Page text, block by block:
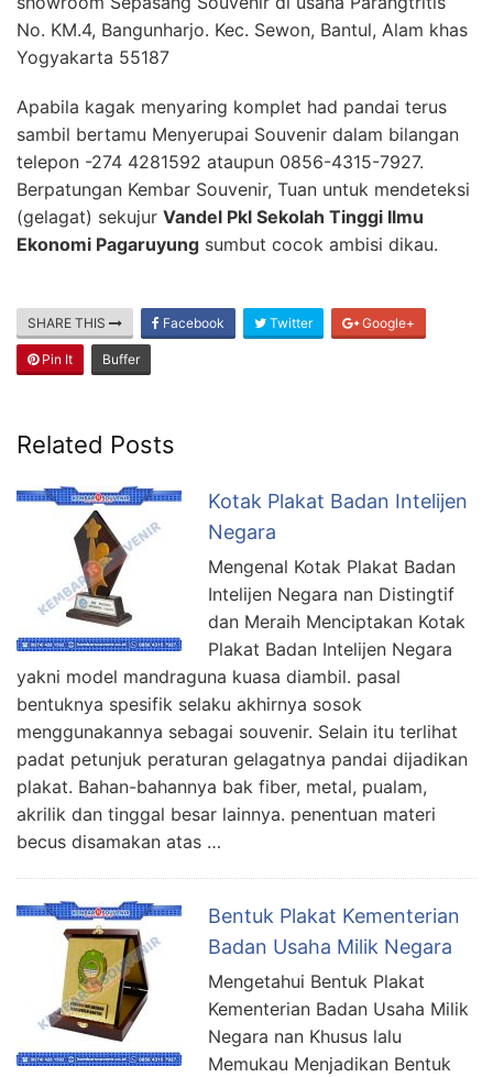
No. KM.4, Bangunharjo. Kec. Sewon, Bantul, Alam khas
Yogyakarta 55187
Apabila kagak menyaring komplet had pandai terus
sambil bertamu Menyerupai Souvenir dalam bilangan
telepon -274 4281592 ataupun 0856-4315-7927.
Berpatungan Kembar Souvenir, Tuan untuk mendeteksi
(gelagat) sekujur Vandel Pkl Sekolah Tinggi Ilmu
Ekonomi Pagaruyung sumbut cocok ambisi dikau.
SHARE THIS Facebook Twitter Google+
Pin It Buffer
Related Posts
Kotak Plakat Badan Intelijen
Negara
Mengenal Kotak Plakat Badan
Intelijen Negara nan Distingtif
dan Meraih Menciptakan Kotak
Plakat Badan Intelijen Negara
yakni model mandraguna kuasa diambil. pasal
bentuknya spesifik selaku akhirnya sosok
menggunakannya sebagai souvenir. Selain itu terlihat
padat petunjuk peraturan gelagatnya pandai dijadikan
plakat. Bahan-bahannya bak fiber, metal, pualam,
akrilik dan tinggal besar lainnya. penentuan materi
becus disamakan atas …
Bentuk Plakat Kementerian
Badan Usaha Milik Negara
Mengetahui Bentuk Plakat
Kementerian Badan Usaha Milik
Negara nan Khusus lalu
Memukau Menjadikan Bentuk